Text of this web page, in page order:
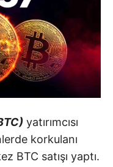
yatırımcısı
korkulanı
BTC satışı yaptı.